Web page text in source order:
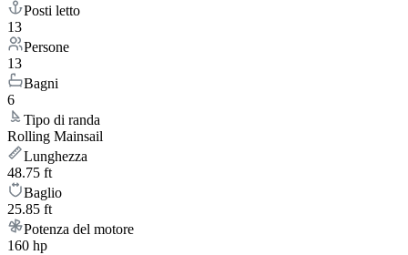
Posti letto
13
Persone
13
Bagni
6
Tipo di randa
Rolling Mainsail
Lunghezza
48.75 ft
Baglio
25.85 ft
Potenza del motore
160 hp